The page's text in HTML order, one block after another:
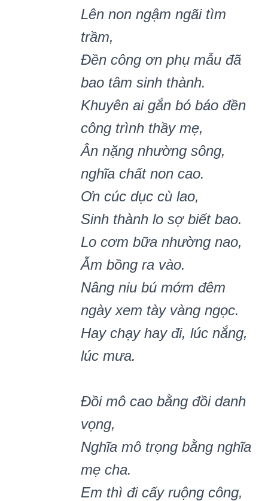
Lên non ngậm ngãi tìm
trầm,
Đền công ơn phụ mẫu đã
bao tâm sinh thành.
Khuyên ai gắn bó báo đền
công trình thầy mẹ,
Ân nặng nhường sông,
nghĩa chất non cao.
Ơn cúc dục cù lao,
Sinh thành lo sợ biết bao.
Lo cơm bữa nhường nao,
Ẵm bồng ra vào.
Nâng niu bú mớm đêm
ngày xem tày vàng ngọc.
Hay chạy hay đi, lúc nắng,
lúc mưa.
Đồi mô cao bằng đồi danh
vọng,
Nghĩa mô trọng bằng nghĩa
mẹ cha.
Em thì đi cấy ruộng công,